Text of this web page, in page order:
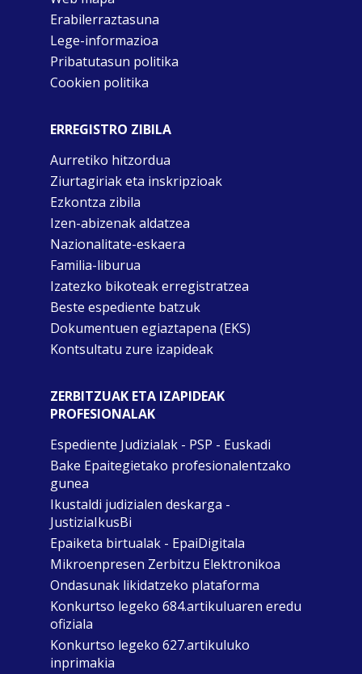
Erabilerraztasuna
Lege-informazioa
Pribatutasun politika
Cookien politika
ERREGISTRO ZIBILA
Aurretiko hitzordua
Ziurtagiriak eta inskripzioak
Ezkontza zibila
Izen-abizenak aldatzea
Nazionalitate-eskaera
Familia-liburua
Izatezko bikoteak erregistratzea
Beste espediente batzuk
Dokumentuen egiaztapena (EKS)
Kontsultatu zure izapideak
ZERBITZUAK ETA IZAPIDEAK
PROFESIONALAK
Espediente Judizialak - PSP - Euskadi
Bake Epaitegietako profesionalentzako
gunea
Ikustaldi judizialen deskarga -
JustiziaIkusBi
Epaiketa birtualak - EpaiDigitala
Mikroenpresen Zerbitzu Elektronikoa
Ondasunak likidatzeko plataforma
Konkurtso legeko 684.artikuluaren eredu
ofiziala
Konkurtso legeko 627.artikuluko
inprimakia